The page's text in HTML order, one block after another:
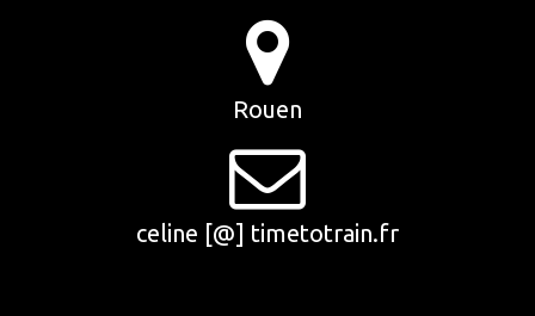
Rouen
celine [@] timetotrain.fr